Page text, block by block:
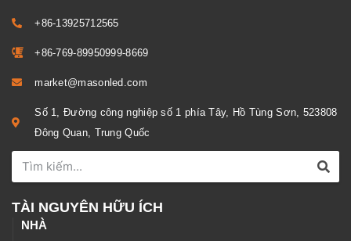
+86-13925712565
+86-769-89950999-8669
market@masonled.com
Số 1, Đường công nghiệp số 1 phía Tây, Hồ Tùng Sơn, 523808
Đông Quan, Trung Quốc
TÀI NGUYÊN HỮU ÍCH
NHÀ